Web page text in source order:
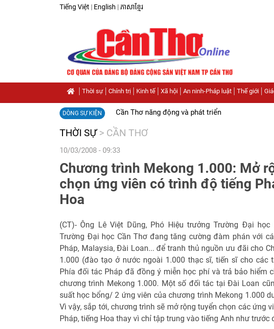
Tiếng Việt | English | ភាសាខ្មែរ
Thời sự Chính trị Kinh tế Xã hội An ninh-Pháp luật Thế giới
DÒNG SỰ KIỆN Cần Thơ năng động và phát triển
THỜI SỰ > CẦN THƠ
10/03/2008 - 09:33
Chương trình Mekong 1.000: Mở
chọn ứng viên có trình độ tiếng
Hoa
(CT)- Ông Lê Việt Dũng, Phó Hiệu trưởng Trường Đại học
Trường Đại học Cần Thơ đang tăng cường đàm phán với
Pháp, Malaysia, Đài Loan... để tranh thủ nguồn ưu đãi cho
1.000 (đào tạo ở nước ngoài 1.000 thạc sĩ, tiến sĩ cho các
Phía đối tác Pháp đã đồng ý miễn học phí và trả bảo hiểm
chương trình Mekong 1.000. Một số đối tác tại Đài Loan
suất học bổng/ 2 ứng viên của chương trình Mekong 1.000
Vì vậy, sắp tới, chương trình sẽ mở rộng tuyển chọn các ứng
Pháp, tiếng Hoa thay vì chỉ tập trung vào tiếng Anh như trước